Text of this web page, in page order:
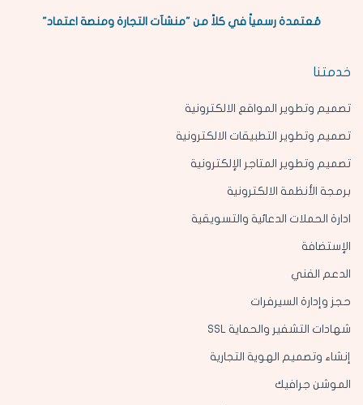
مُعتمدة رسمياً في كلاً من "منشآت التجارة ومنصة اعتماد"
خدمتنا
تصميم وتطوير المواقع الالكترونية
تصميم وتطوير التطبيقات الالكترونية
تصميم وتطوير المتاجر الإلكترونية
برمجة الأنظمة الالكترونية
ادارة الحملات الدعائية والتسويقية
الإستضافة
الدعم الفني
حجز وإدارة السيرفرات
شهادات التشفير والحماية SSL
إنشاء وتصميم الهوية التجارية
الموشن جرافيك